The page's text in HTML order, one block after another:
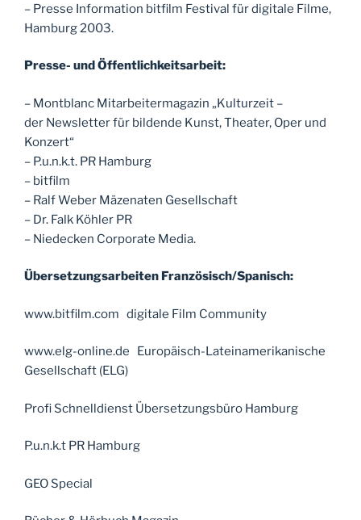
– Presse Information bitfilm Festival für digitale Filme,
Hamburg 2003.
Presse- und Öffentlichkeitsarbeit:
– Montblanc Mitarbeitermagazin „Kulturzeit –
der Newsletter für bildende Kunst, Theater, Oper und
Konzert“
– P.u.n.k.t. PR Hamburg
– bitfilm
– Ralf Weber Mäzenaten Gesellschaft
– Dr. Falk Köhler PR
– Niedecken Corporate Media.
Übersetzungsarbeiten Französisch/Spanisch:
www.bitfilm.com digitale Film Community
www.elg-online.de Europäisch-Lateinamerikanische
Gesellschaft (ELG)
Profi Schnelldienst Übersetzungsbüro Hamburg
P.u.n.k.t PR Hamburg
GEO Special